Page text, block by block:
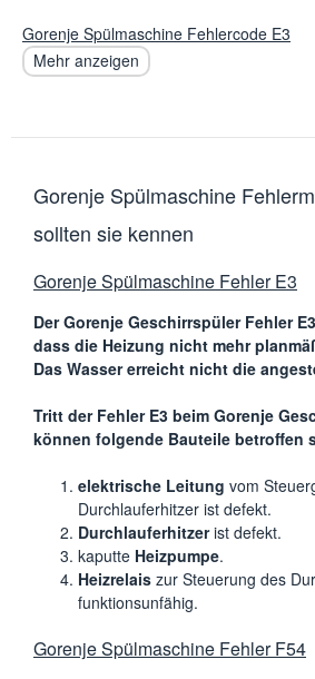
Gorenje Spülmaschine Fehlercode E3
Mehr anzeigen
Gorenje Spülmaschine
sollten sie kennen
Gorenje Spülmaschine Fehler E3
Der Gorenje Geschirrspüler Fehler
dass die Heizung nicht mehr
Das Wasser erreicht nicht die
Tritt der Fehler E3 beim Gorenje
können folgende Bauteile betroffen
elektrische Leitung vom
Durchlauferhitzer ist defekt.
Durchlauferhitzerist defekt.
kaputte Heizpumpe.
Heizrelais zur Steuerung des
funktionsunfähig.
Gorenje Spülmaschine Fehler F54